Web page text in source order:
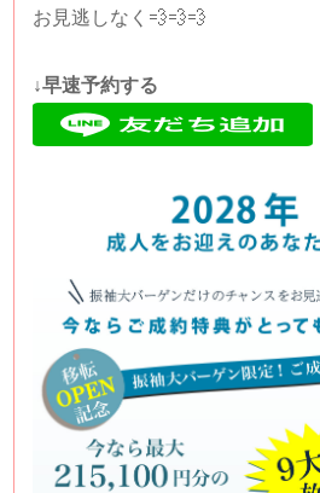
お見逃しなく💨💨💨
↓早速予約する